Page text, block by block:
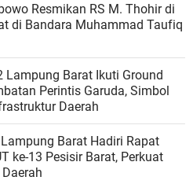
Resmikan RS M. Thohir di
di Bandara Muhammad Taufiq
Lampung Barat Ikuti Ground
Perintis Garuda, Simbol
Daerah
Barat Hadiri Rapat
ke-13 Pesisir Barat, Perkuat